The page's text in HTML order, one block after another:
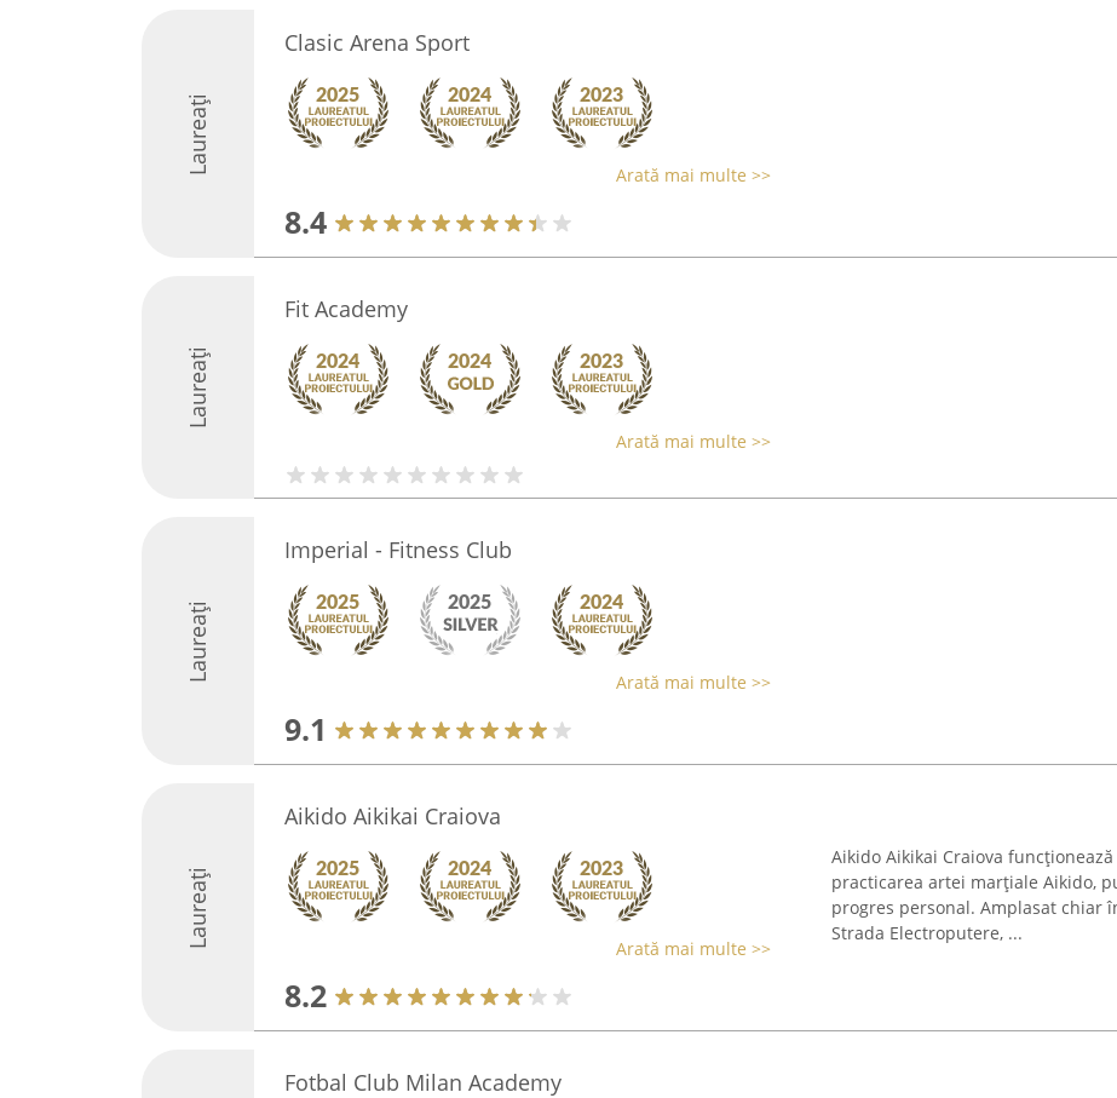
Laureați
Clasic Arena Sport
Arată mai multe >>
8.4
Laureați
Fit Academy
Arată mai multe >>
Laureați
Imperial - Fitness Club
Arată mai multe >>
9.1
Laureați
Aikido Aikikai Craiova
Arată mai multe >>
8.2
Aikido Aikikai Craiova
practicarea artei marțiale Aikido,
progres personal. Amplasat chiar
Strada Electroputere, ...
Fotbal Club Milan Academy